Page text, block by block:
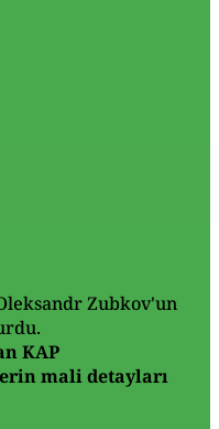
Zubkov'un
KAP
mali detayları